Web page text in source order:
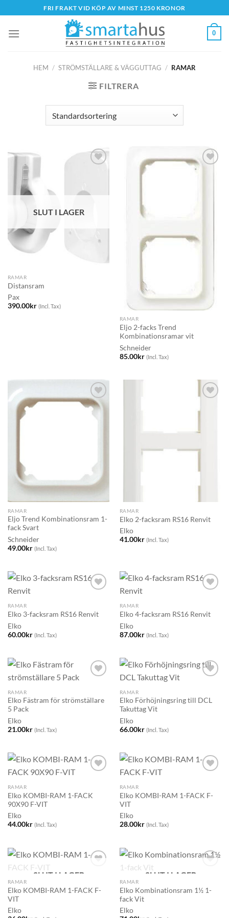
to
content
FRI FRAKT VID KÖP AV MINST 1250 KRONOR
0
HEM / STRÖMSTÄLLARE & VÄGGUTTAG / RAMAR
FILTRERA
SLUT I LAGER
RAMAR
Distansram
Pax
390.00kr (Incl. Tax)
RAMAR
Eljo 2-facks Trend
Kombinationsramar vit
Schneider
85.00kr (Incl. Tax)
RAMAR
Eljo Trend Kombinationsram 1-
fack Svart
Schneider
49.00kr (Incl. Tax)
RAMAR
Elko 2-facksram RS16 Renvit
Elko
41.00kr (Incl. Tax)
RAMAR
Elko 3-facksram RS16 Renvit
Elko
60.00kr (Incl. Tax)
RAMAR
Elko 4-facksram RS16 Renvit
Elko
87.00kr (Incl. Tax)
RAMAR
Elko Fästram för strömställare
5 Pack
Elko
21.00kr (Incl. Tax)
RAMAR
Elko Förhöjningsring till DCL
Takuttag Vit
Elko
66.00kr (Incl. Tax)
RAMAR
Elko KOMBI-RAM 1-FACK
90X90 F-VIT
Elko
44.00kr (Incl. Tax)
RAMAR
Elko KOMBI-RAM 1-FACK F-
VIT
Elko
28.00kr (Incl. Tax)
SLUT I LAGER
RAMAR
Elko KOMBI-RAM 1-FACK F-
VIT
Elko
SLUT I LAGER
RAMAR
Elko Kombinationsram 1½ 1-
fack Vit
Elko